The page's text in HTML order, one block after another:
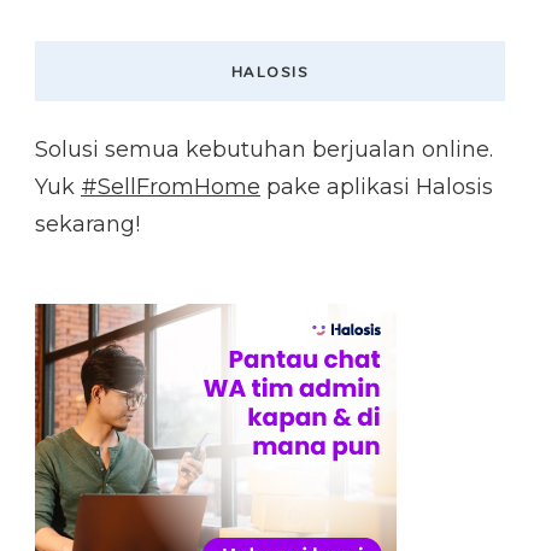
HALOSIS
Solusi semua kebutuhan berjualan online.
Yuk #SellFromHome pake aplikasi Halosis
sekarang!